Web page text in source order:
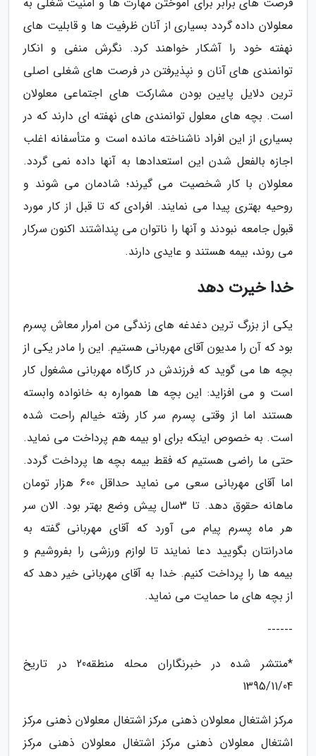
معلولان داده گردد بسیاری از آنان ظرفیت ها و قابلیت های
نهفته خود را آشکار خواهند کرد. نگرش منفی و انکار
توانمندی های آنان و نپذیرفتن در فرصت های شغلی اصلی
ترین دلایل پایین بودن مشارکت های اجتماعی معلولان
است. بچه های معلول توانمندی های نهفته ای دارند که در
بسیاری از این افراد ناشناخته مانده است و متأسفانه اغلب
اجازه بالفعل شدن این استعدادها به آنها داده نمی گردد.
معلولان با کار شخصیت می گیرند؛ شادمان می شوند و
روحیه بهتری پیدا می نمایند. افرادی که تا قبل از کار مورد
قبول جامعه نبودند و آنها را ناتوان می پنداشتند اکنون سرکار
می روند، بیمه هستند و عایدی دارند.
خدا خیرت دهد
یکی از بزرگ ترین دغدغه های زندگی من امرار معاش پسرم
بود که آن را مدیون آقای مهربانی هستیم. این را مادر یکی از
بچه ها می گوید که فرزندش در کارگاه مهربانی مشغول کار
است و می افزاید: این بچه ها همواره به خانواده وابسته
هستند اما از وقتی پسرم سر کار رفته خیالم راحت شده
است. به خصوص اینکه برای او بیمه هم پرداخت می نماید.
حتی ما راضی هستیم که فقط بیمه بچه ها پرداخت گردد.
اما آقای مهربانی سعی می نماید حداقل 600 هزار تومان
ماهانه حقوق دهد. تا 3سال پیش وضع بهتر بود. الان سر
هر ماه پسرم پیام می آورد که آقای مهربانی گفته به
مادرانتان بگویید دعا نمایند تا لوازم ورزشی را بفروشیم و
بیمه ها را پرداخت کنیم. خدا به آقای مهربانی خیر دهد که
از بچه های ما حمایت می نماید.
------
*منتشر شده در خبرنگاران محله منطقه20 در تاریخ
1395/11/04
مرکز اشتغال معلولان ذهنی مرکز اشتغال معلولان ذهنی مرکز
اشتغال معلولان ذهنی مرکز اشتغال معلولان ذهنی مرکز